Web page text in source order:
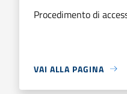
Procedimento di
VAI ALLA PAGINA